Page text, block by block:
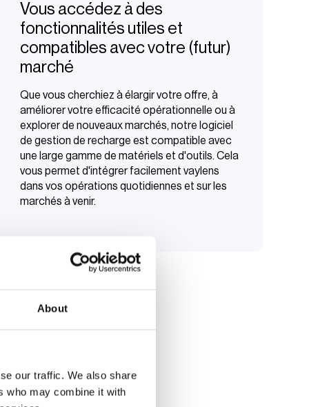
About
our traffic. We also share
who may combine it with
Vous accédez à des
fonctionnalités utiles et
compatibles avec votre (futur)
marché
Que vous cherchiez à élargir votre offre, à
améliorer votre efficacité opérationnelle ou à
explorer de nouveaux marchés, notre logiciel
de gestion de recharge est compatible avec
une large gamme de matériels et d'outils. Cela
vous permet d'intégrer facilement vaylens
dans vos opérations quotidiennes et sur les
marchés à venir.